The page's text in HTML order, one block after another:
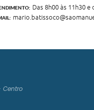
Das 8h00 às 11h30 e
Centro